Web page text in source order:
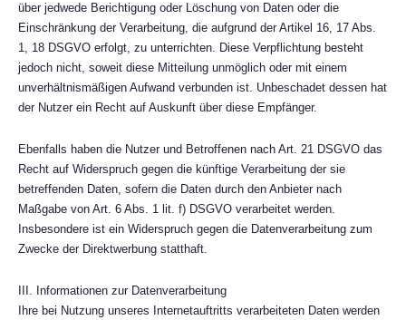
über jedwede Berichtigung oder Löschung von Daten oder die
Einschränkung der Verarbeitung, die aufgrund der Artikel 16, 17 Abs.
1, 18 DSGVO erfolgt, zu unterrichten. Diese Verpflichtung besteht
jedoch nicht, soweit diese Mitteilung unmöglich oder mit einem
unverhältnismäßigen Aufwand verbunden ist. Unbeschadet dessen hat
der Nutzer ein Recht auf Auskunft über diese Empfänger.
Ebenfalls haben die Nutzer und Betroffenen nach Art. 21 DSGVO das
Recht auf Widerspruch gegen die künftige Verarbeitung der sie
betreffenden Daten, sofern die Daten durch den Anbieter nach
Maßgabe von Art. 6 Abs. 1 lit. f) DSGVO verarbeitet werden.
Insbesondere ist ein Widerspruch gegen die Datenverarbeitung zum
Zwecke der Direktwerbung statthaft.
III. Informationen zur Datenverarbeitung
Ihre bei Nutzung unseres Internetauftritts verarbeiteten Daten werden